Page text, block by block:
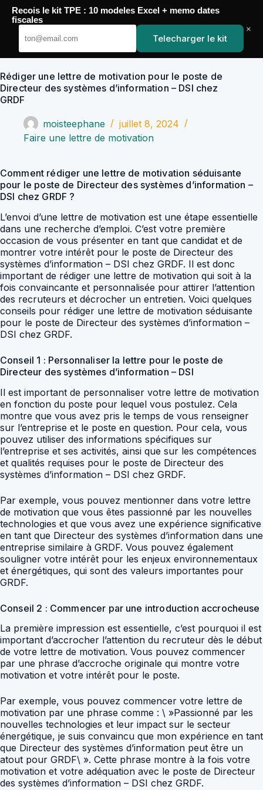
Passer
contenu
YoupiJobs
Rédiger une lettre de motivation pour le poste de
Directeur des systèmes d’information – DSI chez
GRDF
moisteephane
juillet 8, 2024
Faire une lettre de motivation
Comment rédiger une lettre de motivation séduisante
pour le poste de Directeur des systèmes d’information –
DSI chez GRDF ?
L’envoi d’une lettre de motivation est une étape essentielle
dans une recherche d’emploi. C’est votre première
occasion de vous présenter en tant que candidat et de
montrer votre intérêt pour le poste de Directeur des
systèmes d’information – DSI chez GRDF. Il est donc
important de rédiger une lettre de motivation qui soit à la
fois convaincante et personnalisée pour attirer l’attention
des recruteurs et décrocher un entretien. Voici quelques
conseils pour rédiger une lettre de motivation séduisante
pour le poste de Directeur des systèmes d’information –
DSI chez GRDF.
Conseil 1 : Personnaliser la lettre pour le poste de
Directeur des systèmes d’information – DSI
Il est important de personnaliser votre lettre de motivation
en fonction du poste pour lequel vous postulez. Cela
montre que vous avez pris le temps de vous renseigner
sur l’entreprise et le poste en question. Pour cela, vous
pouvez utiliser des informations spécifiques sur
l’entreprise et ses activités, ainsi que sur les compétences
et qualités requises pour le poste de Directeur des
systèmes d’information – DSI chez GRDF.
Par exemple, vous pouvez mentionner dans votre lettre
de motivation que vous êtes passionné par les nouvelles
technologies et que vous avez une expérience significative
en tant que Directeur des systèmes d’information dans une
entreprise similaire à GRDF. Vous pouvez également
souligner votre intérêt pour les enjeux environnementaux
et énergétiques, qui sont des valeurs importantes pour
GRDF.
Conseil 2 : Commencer par une introduction accrocheuse
La première impression est essentielle, c’est pourquoi il est
important d’accrocher l’attention du recruteur dès le début
de votre lettre de motivation. Vous pouvez commencer
par une phrase d’accroche originale qui montre votre
motivation et votre intérêt pour le poste.
Par exemple, vous pouvez commencer votre lettre de
motivation par une phrase comme : \ »Passionné par les
nouvelles technologies et leur impact sur le secteur
énergétique, je suis convaincu que mon expérience en tant
que Directeur des systèmes d’information peut être un
atout pour GRDF\ ». Cette phrase montre à la fois votre
motivation et votre adéquation avec le poste de Directeur
des systèmes d’information – DSI chez GRDF.
Recois le kit TPE : 10 modeles Excel + memo dates
fiscales
Telecharger le kit
×